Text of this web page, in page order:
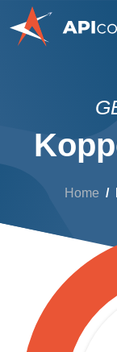
Home